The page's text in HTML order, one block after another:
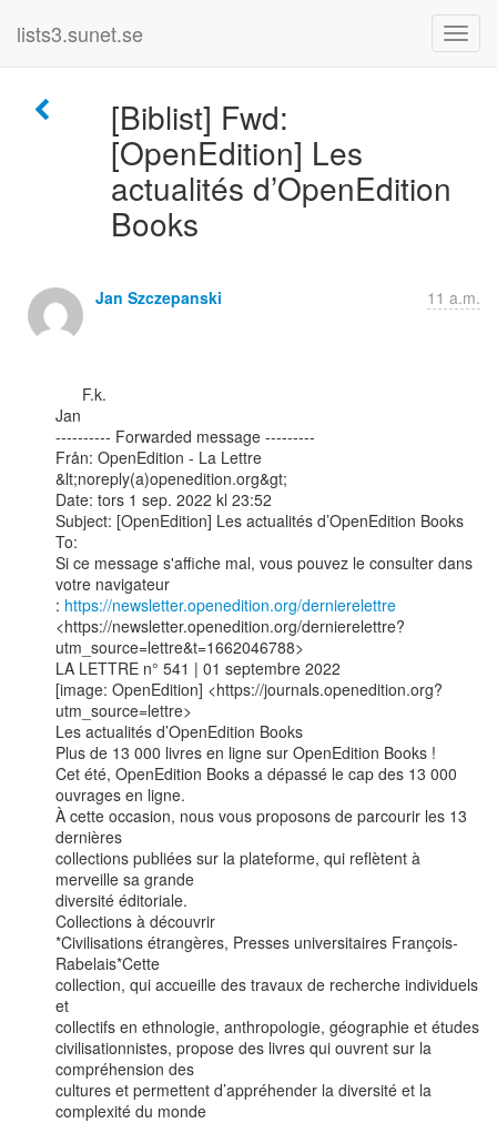
lists3.sunet.se
[Biblist] Fwd:
[OpenEdition] Les
actualités d’OpenEdition
Books
Jan Szczepanski 11 a.m.
Jan
---------- Forwarded message ---------
Från: OpenEdition - La Lettre
&lt;noreply(a)openedition.org&gt;
Date: tors 1 sep. 2022 kl 23:52
Subject: [OpenEdition] Les actualités d’OpenEdition Books
To:
Si ce message s'affiche mal, vous pouvez le consulter dans
votre navigateur
: https://newsletter.openedition.org/dernierelettre
<https://newsletter.openedition.org/dernierelettre?
utm_source=lettre&t=1662046788>
LA LETTRE n° 541 | 01 septembre 2022
[image: OpenEdition] <https://journals.openedition.org?
utm_source=lettre>
Les actualités d’OpenEdition Books
Plus de 13 000 livres en ligne sur OpenEdition Books !
Cet été, OpenEdition Books a dépassé le cap des 13 000
ouvrages en ligne.
À cette occasion, nous vous proposons de parcourir les 13
dernières
collections publiées sur la plateforme, qui reflètent à
merveille sa grande
diversité éditoriale.
Collections à découvrir
*Civilisations étrangères, Presses universitaires François-
Rabelais*Cette
collection, qui accueille des travaux de recherche individuels
et
collectifs en ethnologie, anthropologie, géographie et études
civilisationnistes, propose des livres qui ouvrent sur la
compréhension des
cultures et permettent d’appréhender la diversité et la
complexité du monde